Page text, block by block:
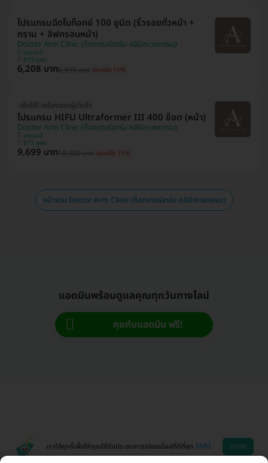
โปรแกรมฉีดโบท็อกซ์ 100 ยูนิต (ริ้วรอยทั่วหน้า +
กราม + ลิฟกรอบหน้า)
Doctor Arm Clinic (ด็อกเตอร์อาร์ม คลินิกเวชกรรม)
ปทุมธานี
BTS คูคต
6,208 บาท6,990 บาท ประหยัด 11%
เช็กได้! เครื่องจากผู้นำเข้า
โปรแกรม HIFU Ultraformer III 400 ช็อต (หน้า)
Doctor Arm Clinic (ด็อกเตอร์อาร์ม คลินิกเวชกรรม)
ปทุมธานี
BTS คูคต
9,699 บาท10,900 บาท ประหยัด 11%
หน้ารวม Doctor Arm Clinic (ด็อกเตอร์อาร์ม คลินิกเวชกรรม)
แอดมินพร้อมดูแลคุณทุกวันทางไลน์
คุยกับแอดมิน ฟรี!
เราใช้คุกกี้เพื่อให้คุณได้รับประสบการณ์ออนไลน์ที่ดีที่สุด ได้ที่นี่ ตกลง